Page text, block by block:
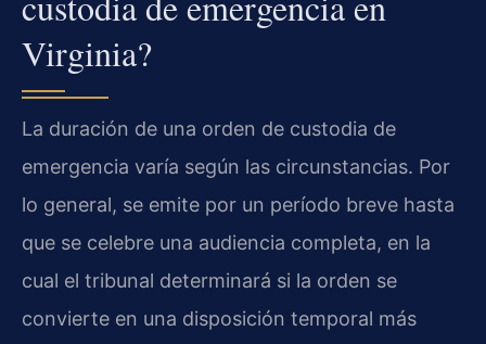
Virginia?
La duración de una orden de custodia de
emergencia varía según las circunstancias. Por
lo general, se emite por un período breve hasta
que se celebre una audiencia completa, en la
cual el tribunal determinará si la orden se
convierte en una disposición temporal más